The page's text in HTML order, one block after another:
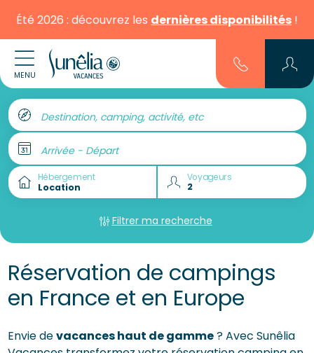
Été 2026 : découvrez les dernières disponibilités !
MENU
Destination, camping, activité, etc
Arrivée - Départ
Hébergement Voyageurs
Filtrer ma recherche
Réservation de campings
en France et en Europe
Envie devacances haut de gamme? Avec Sunêlia